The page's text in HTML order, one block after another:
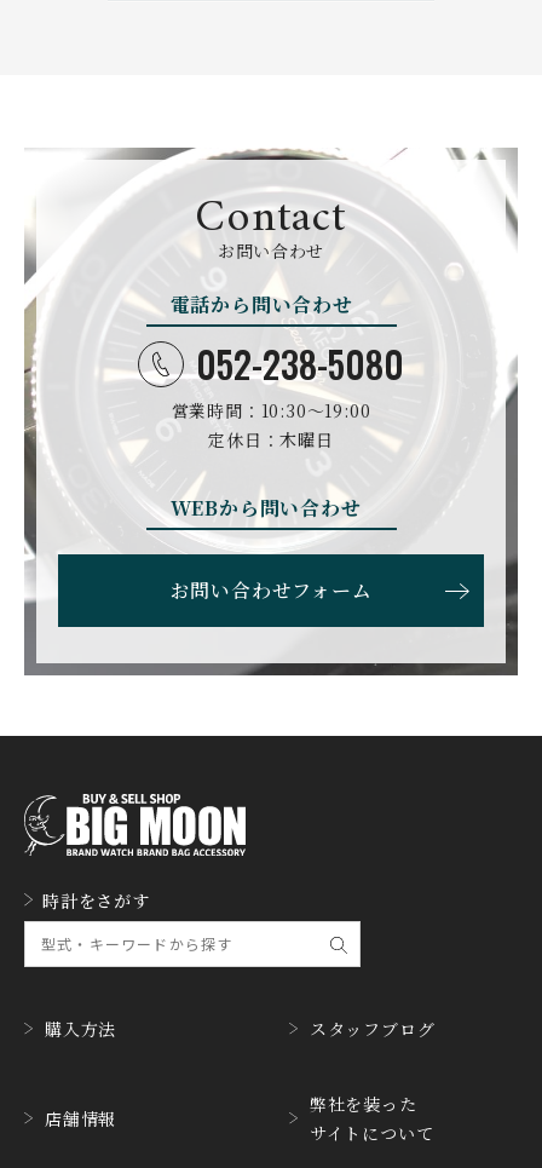
BELL＆ROSS
ベル＆ロス
SINN
CARTIER CHANEL
シャネル
CHOPARD
ショパール
SEIKO
セイコー
GLASHUTTE ORIGINA
グラスヒュッテ・オリジ
CHRONOSWISS
クロノスイス
ALAIN SILBERSTEIN
アラン・シルベスタイン
CITIZEN
シチズン
BAMFORD LONDON
バンフォード・ロンドン
BAUME&MERCIER
ボーム＆メルシエ
BEAUBLEU BELL＆ROSS
BLANCPAIN
ブランパン
BOLDR Supply Compan
y
ボルダー・サプライ・カ
ンパニー
BREGUET
ブレゲ
BREITLING
ブライトリング
BRUNO SOHNLE Glash
utte
ブルーノ・ゾンレー・ グ
ラスヒュッテ
BVLGARI
CARL F. BUCHERER CARTIER
CASIO CEDRIC JOHNER
CHANEL
シャネル
クリストファー・ウォー
ド
CHRONOSWISS CITIZEN
CUERVOY SOBRINOS CVSTOS
CYRUS CZAPEK
チャペック
Contact
お問い合わせ
電話から問い合わせ
052-238-5080
営業時間：10:30〜19:00
定休日：木曜日
WEBから問い合わせ
お問い合わせフォーム
時計をさがす
購入方法
店舗情報
スタッフブログ
弊社を装った
サイトについて